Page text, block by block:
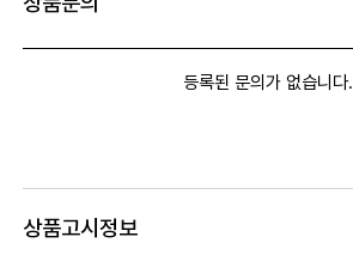
등록된 문의가 없습니다.
상품고시정보